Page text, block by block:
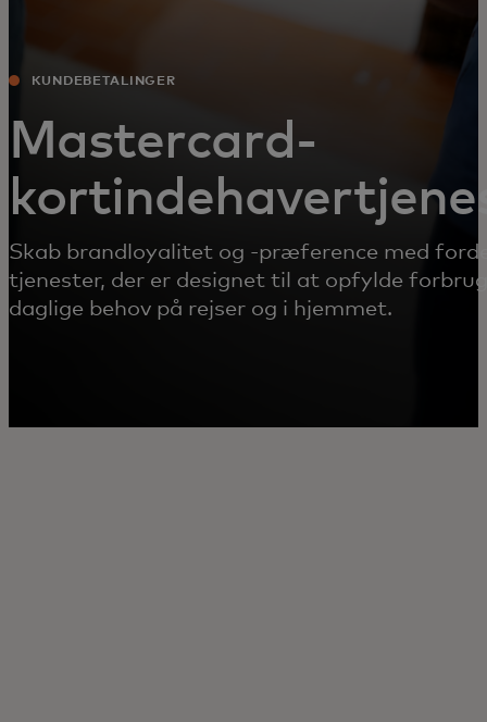
KUNDEBETALINGER
Mastercard-
Skab brandloyalitet og -præference med
tjenester, der er designet til at opfylde
daglige behov på rejser og i hjemmet.